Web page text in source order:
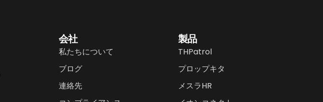
会社
私たちについて
ブログ
連絡先
製品
THPatrol
プロップキタ
メスラHR